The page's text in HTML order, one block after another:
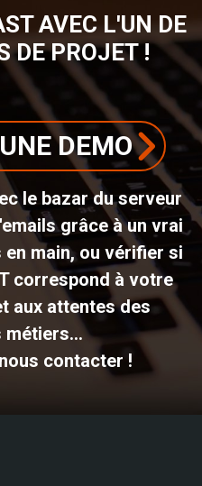
AVEC L'UN DE
DE PROJET !
DEMO
le bazar du serveur
grâce à un vrai
main, ou vérifier si
correspond à votre
aux attentes des
métiers...
contacter !